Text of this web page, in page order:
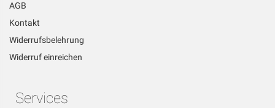
AGB
Kontakt
Widerrufsbelehrung
Widerruf einreichen
Services